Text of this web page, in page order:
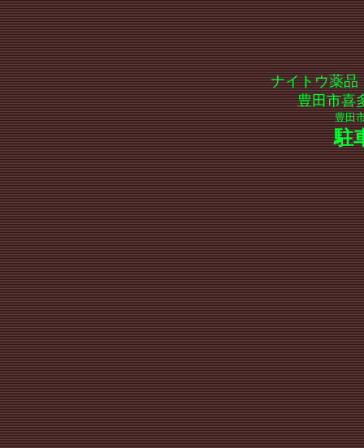
ナイトウ薬品
豊田市喜
豊田
駐